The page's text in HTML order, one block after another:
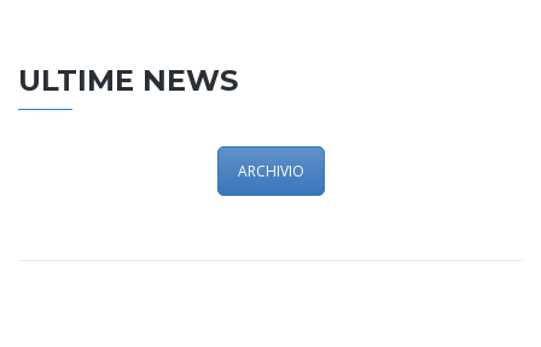
ULTIME NEWS
ARCHIVIO